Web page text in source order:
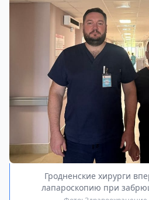
Гродненские хирурги
лапароскопию при